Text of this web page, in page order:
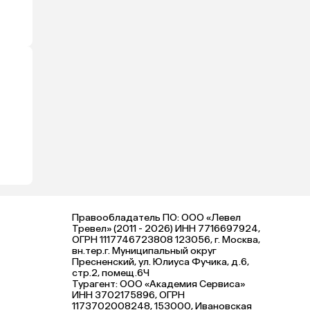
Правообладатель ПО: ООО «Левел
Тревел» (2011 - 2026) ИНН 7716697924,
ОГРН 1117746723808 123056, г. Москва,
вн.тер.г. Муниципальный округ
Пресненский, ул. Юлиуса Фучика, д.6,
стр.2, помещ.6Ч
Турагент: ООО «Академия Сервиса»
ИНН 3702175896, ОГРН
1173702008248, 153000, Ивановская